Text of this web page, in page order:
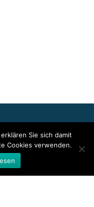
das angezeigte Bild- und
Herausgeber
Urheber der
, Ton- und
Sie sich damit
Cookies verwenden.